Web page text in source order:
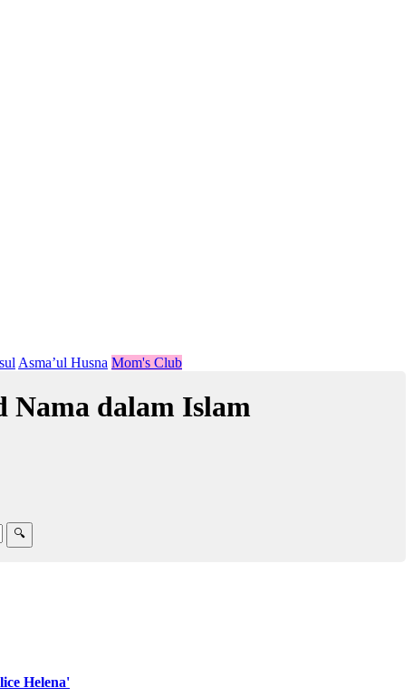
Asma’ul Husna Mom's Club
Nama dalam Islam
Helena'